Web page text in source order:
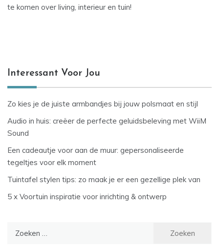
te komen over living, interieur en tuin!
Interessant Voor Jou
Zo kies je de juiste armbandjes bij jouw polsmaat en stijl
Audio in huis: creëer de perfecte geluidsbeleving met WiiM
Sound
Een cadeautje voor aan de muur: gepersonaliseerde
tegeltjes voor elk moment
Tuintafel stylen tips: zo maak je er een gezellige plek van
5 x Voortuin inspiratie voor inrichting & ontwerp